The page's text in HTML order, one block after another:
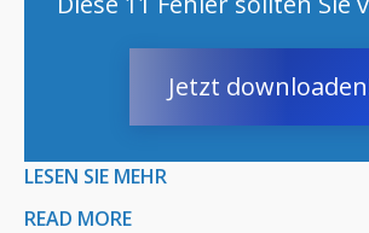
Jetzt
LESEN SIE MEHR
READ MORE